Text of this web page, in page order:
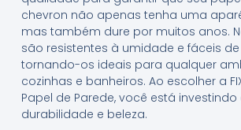
chevron não apenas tenha uma
mas também dure por muitos anos.
são resistentes à umidade e fáceis
tornando-os ideais para qualquer
cozinhas e banheiros. Ao escolher a
Papel de Parede, você está investindo
durabilidade e beleza.